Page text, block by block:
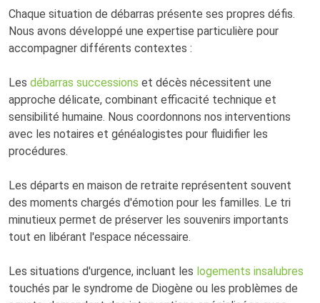
Chaque situation de débarras présente ses propres défis.
Nous avons développé une expertise particulière pour
accompagner différents contextes :
Les débarras successions et décès nécessitent une
approche délicate, combinant efficacité technique et
sensibilité humaine. Nous coordonnons nos interventions
avec les notaires et généalogistes pour fluidifier les
procédures.
Les départs en maison de retraite représentent souvent
des moments chargés d'émotion pour les familles. Le tri
minutieux permet de préserver les souvenirs importants
tout en libérant l'espace nécessaire.
Les situations d'urgence, incluant les logements insalubres
touchés par le syndrome de Diogène ou les problèmes de